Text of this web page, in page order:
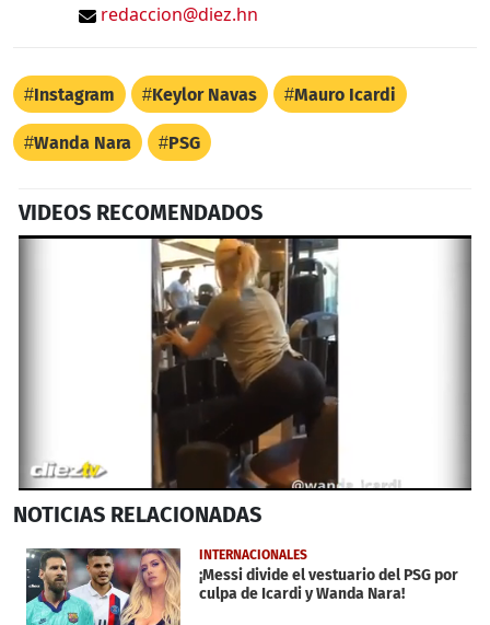
redaccion@diez.hn
Instagram Keylor Navas Mauro Icardi
Wanda Nara PSG
VIDEOS RECOMENDADOS
seconds
25
seconds
NOTICIAS RELACIONADAS
INTERNACIONALES
¡Messi divide el vestuario del PSG por
culpa de Icardi y Wanda Nara!